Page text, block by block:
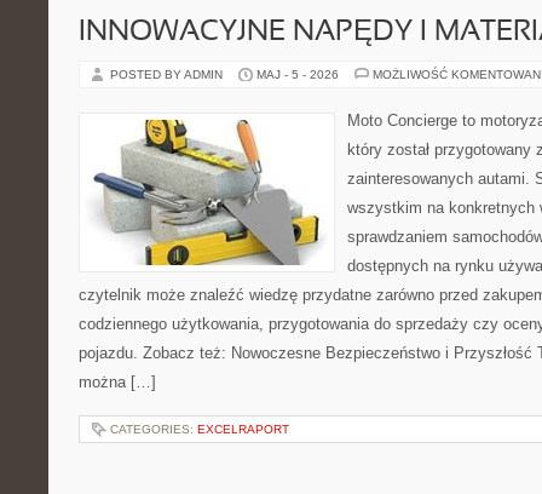
INNOWACYJNE NAPĘDY I
POSTED BY ADMIN MAJ - 5 - 2026 MOŻLIWOŚĆ
Moto Concierge to
który został przygotowany
zainteresowanych autami.
wszystkim na konkretnych
sprawdzaniem
dostępnych na rynku
czytelnik może znaleźć wiedzę przydatne zarówno przed
codziennego użytkowania, przygotowania do sprzedaży czy
pojazdu. Zobacz też: Nowoczesne Bezpieczeństwo i Przyszłość
można […]
CATEGORIES: EXCELRAPORT